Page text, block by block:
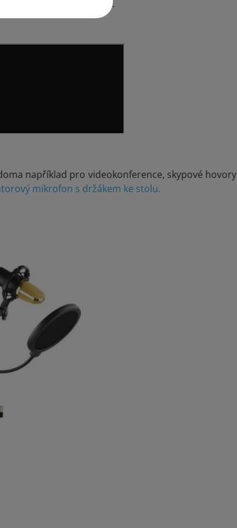
s nabíjecím boxem.
například pro videokonference, skypové hovory
mikrofon s držákem ke stolu.